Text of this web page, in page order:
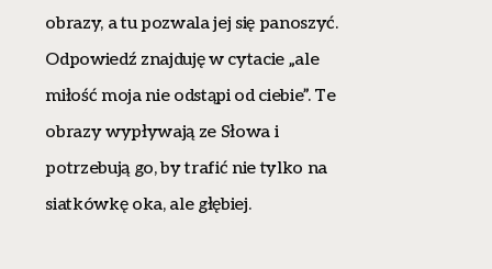
obrazy, a tu pozwala jej się panoszyć.
Odpowiedź znajduję w cytacie „ale
miłość moja nie odstąpi od ciebie”. Te
obrazy wypływają ze Słowa i
potrzebują go, by trafić nie tylko na
siatkówkę oka, ale głębiej.